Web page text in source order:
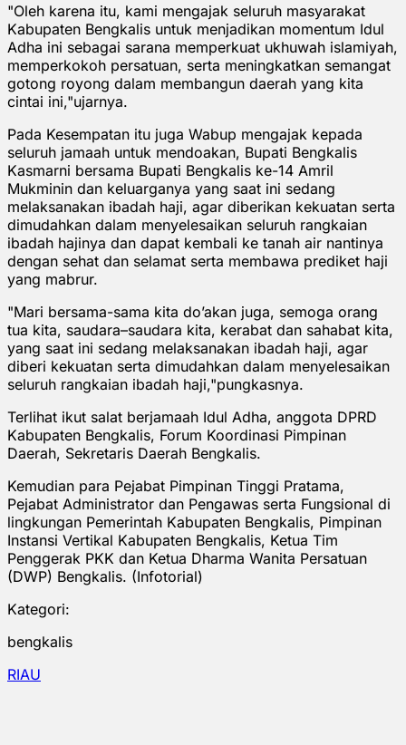
"Oleh karena itu, kami mengajak seluruh masyarakat
Kabupaten Bengkalis untuk menjadikan momentum Idul
Adha ini sebagai sarana memperkuat ukhuwah islamiyah,
memperkokoh persatuan, serta meningkatkan semangat
gotong royong dalam membangun daerah yang kita
cintai ini,"ujarnya.
Pada Kesempatan itu juga Wabup mengajak kepada
seluruh jamaah untuk mendoakan, Bupati Bengkalis
Kasmarni bersama Bupati Bengkalis ke-14 Amril
Mukminin dan keluarganya yang saat ini sedang
melaksanakan ibadah haji, agar diberikan kekuatan serta
dimudahkan dalam menyelesaikan seluruh rangkaian
ibadah hajinya dan dapat kembali ke tanah air nantinya
dengan sehat dan selamat serta membawa prediket haji
yang mabrur.
"Mari bersama-sama kita do’akan juga, semoga orang
tua kita, saudara–saudara kita, kerabat dan sahabat kita,
yang saat ini sedang melaksanakan ibadah haji, agar
diberi kekuatan serta dimudahkan dalam menyelesaikan
seluruh rangkaian ibadah haji,"pungkasnya.
Terlihat ikut salat berjamaah Idul Adha, anggota DPRD
Kabupaten Bengkalis, Forum Koordinasi Pimpinan
Daerah, Sekretaris Daerah Bengkalis.
Kemudian para Pejabat Pimpinan Tinggi Pratama,
Pejabat Administrator dan Pengawas serta Fungsional di
lingkungan Pemerintah Kabupaten Bengkalis, Pimpinan
Instansi Vertikal Kabupaten Bengkalis, Ketua Tim
Penggerak PKK dan Ketua Dharma Wanita Persatuan
(DWP) Bengkalis. (Infotorial)
Kategori:
bengkalis
RIAU